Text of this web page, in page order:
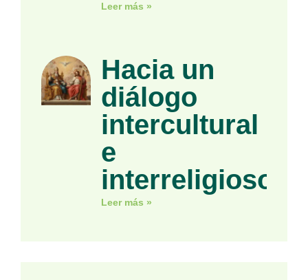
Leer más »
Hacia un
diálogo
intercultural
e
interreligioso
Leer más »